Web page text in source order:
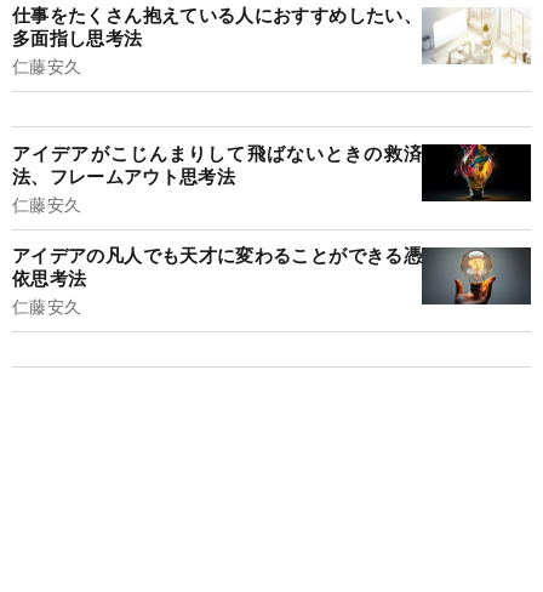
仕事をたくさん抱えている人におすすめしたい、
多面指し思考法
仁藤安久
アイデアがこじんまりして飛ばないときの救済
法、フレームアウト思考法
仁藤安久
アイデアの凡人でも天才に変わることができる憑
依思考法
仁藤安久